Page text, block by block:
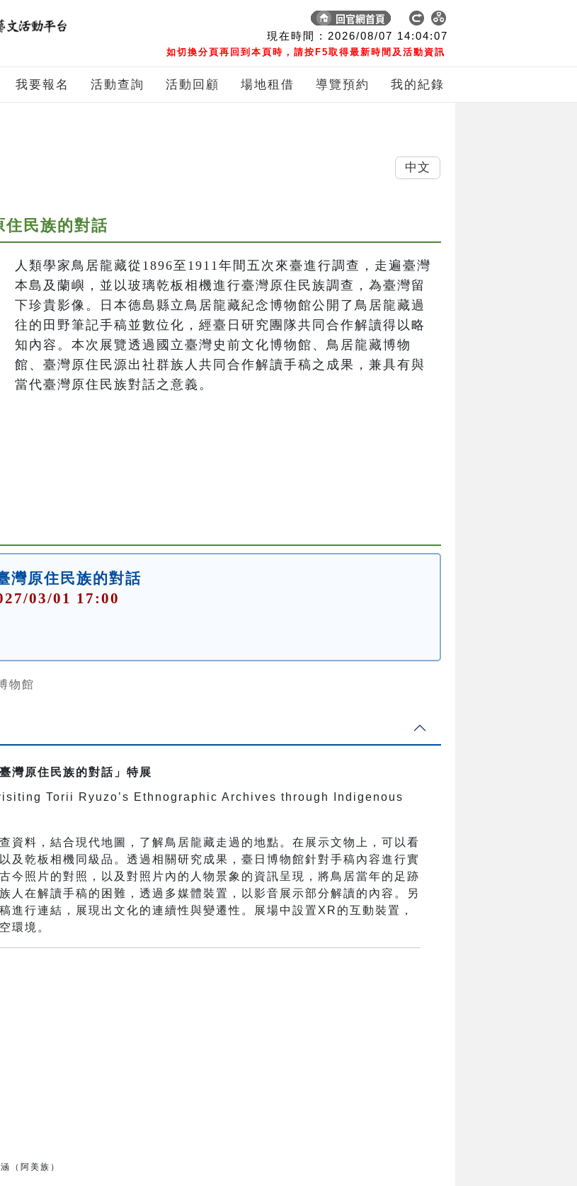
現在時間 : 2026/08/07 14:04:08
如切換分頁再回到本頁時，請按F5取得最新時間及活動資訊
我要報名 活動查詢 活動回顧 場地租借 導覽預約 我的紀錄
住民族的對話
人類學家鳥居龍藏從1896至1911年間五次來臺進行調查，走遍臺灣
本島及蘭嶼，並以玻璃乾板相機進行臺灣原住民族調查，為臺灣留
下珍貴影像。日本德島縣立鳥居龍藏紀念博物館公開了鳥居龍藏過
往的田野筆記手稿並數位化，經臺日研究團隊共同合作解讀得以略
知內容。本次展覽透過國立臺灣史前文化博物館、鳥居龍藏博物
館、臺灣原住民源出社群族人共同合作解讀手稿之成果，兼具有與
當代臺灣原住民族對話之意義。
灣原住民族的對話
03/01 17:00
物館
灣原住民族的對話」特展
Torii Ryuzo’s Ethnographic Archives through Indigenous
資料，結合現代地圖，了解鳥居龍藏走過的地點。在展示文物上，可以看
及乾板相機同級品。透過相關研究成果，臺日博物館針對手稿內容進行實
今照片的對照，以及對照片內的人物景象的資訊呈現，將鳥居當年的足跡
人在解讀手稿的困難，透過多媒體裝置，以影音展示部分解讀的內容。另
進行連結，展現出文化的連續性與變遷性。展場中設置XR的互動裝置，
環境。
（阿美族）